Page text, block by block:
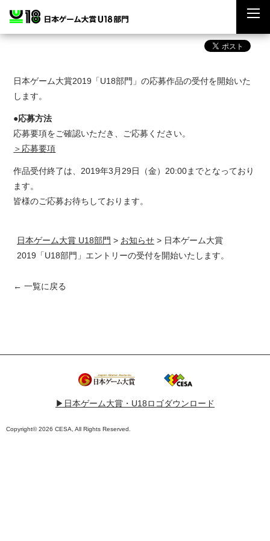
日本ゲーム大賞2019「U18部門」の応募作品の受付を開始いた
します。
●応募方法
応募要項をご確認いただき、ご応募ください。
＞応募要項
作品受付終了は、2019年3月29日（金）20:00までとなっており
ます。
皆様のご応募お待ちしております。
日本ゲーム大賞 U18部門 > お知らせ > 日本ゲーム大賞
2019「U18部門」エントリーの受付を開始いたします。
← 一覧に戻る
▶︎日本ゲーム大賞・U18ロゴダウンロード
Copyright© 2026 CESA, All Rights Reserved.